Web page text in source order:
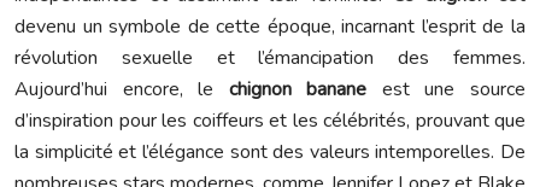
devenu un symbole de cette époque, incarnant l’esprit de la
révolution sexuelle et l’émancipation des femmes.
Aujourd’hui encore, le chignon banane est une source
d’inspiration pour les coiffeurs et les célébrités, prouvant que
la simplicité et l’élégance sont des valeurs intemporelles. De